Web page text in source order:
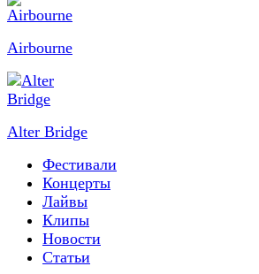
Airbourne
Alter Bridge
Фестивали
Концерты
Лайвы
Клипы
Новости
Статьи